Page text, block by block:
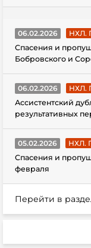
06.02.2026
НХЛ.
Спасения и
Бобровского и
06.02.2026
НХЛ.
Ассистентский
результативных
05.02.2026
НХЛ.
Спасения и
февраля
Перейти в